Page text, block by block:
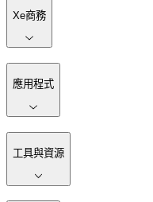
Xe商務
應用程式
工具與資源